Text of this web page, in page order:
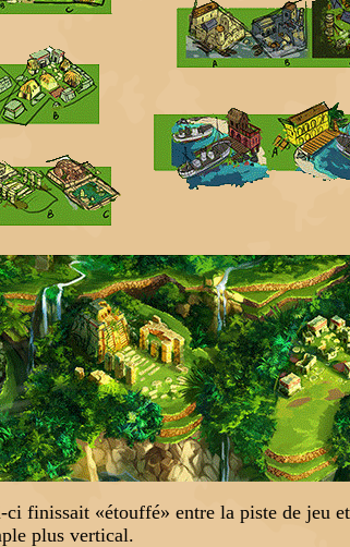
finissait «étouffé» entre la piste de jeu
plus vertical.